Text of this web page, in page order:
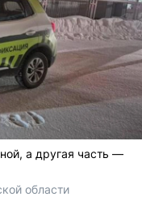
а другая часть —
области